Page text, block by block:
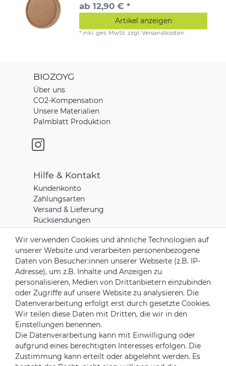
ab 12,90 € *
Artikel anzeigen
* inkl. ges. MwSt. zzgl.Versandkosten
BIOZOYG
Über uns
CO2-Kompensation
Unsere Materialien
Palmblatt Produktion
Hilfe & Kontakt
Kundenkonto
Zahlungsarten
Versand & Lieferung
Rücksendungen
Kontakt zu uns
Zahlungsanbieter
Versandpartner
Wir verwenden Cookies und ähnliche Technologien auf
unserer Website und verarbeiten personenbezogene
Daten von Besucher:innen unserer Webseite (z.B. IP-
Adresse), um z.B. Inhalte und Anzeigen zu
personalisieren, Medien von Drittanbietern einzubinden
oder Zugriffe auf unsere Website zu analysieren. Die
Datenverarbeitung erfolgt erst durch gesetzte Cookies.
Wir teilen diese Daten mit Dritten, die wir in den
Einstellungen benennen.
Die Datenverarbeitung kann mit Einwilligung oder
aufgrund eines berechtigten Interesses erfolgen. Die
Zustimmung kann erteilt oder abgelehnt werden. Es